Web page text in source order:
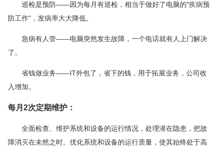
巡检是预防——因为每月有巡检，相当于做好了电脑的"疾病预
防工作"，发病率大大降低。
急病有人管——电脑突然发生故障，一个电话就有人上门解决
了。
省钱做业务——IT外包了，省下的钱，用于拓展业务，公司收
入增加。
每月2次定期维护：
全面检查、维护系统和设备的运行情况，处理潜在隐患，把故
障消灭在未然之时。优化系统和设备的运行质量，使其始终处于高